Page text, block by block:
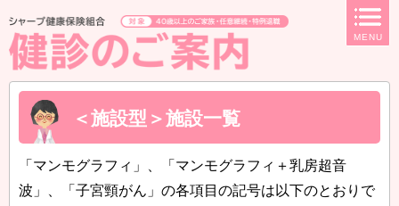
MENU
＜施設型＞施設一覧
「マンモグラフィ」、「マンモグラフィ＋乳房超音
波」、「子宮頸がん」の各項目の記号は以下のとおりで